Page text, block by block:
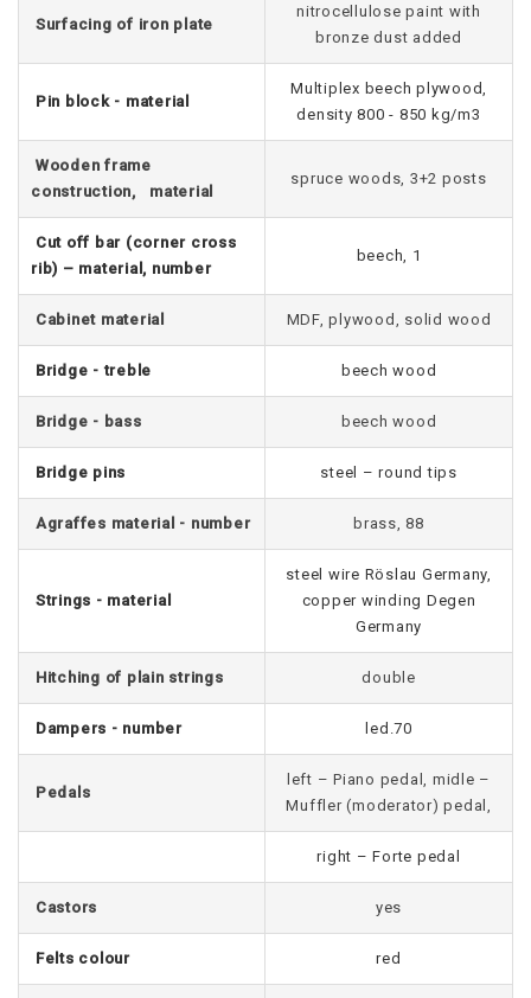
Surfacing of iron plate
nitrocellulose paint with
bronze dust added
Pin block - material
Multiplex beech plywood,
density 800 - 850 kg/m3
Wooden frame
construction, material
spruce woods, 3+2 posts
Cut off bar (corner cross
rib) – material, number
beech, 1
Cabinet material MDF, plywood, solid wood
Bridge - treble beech wood
Bridge - bass beech wood
Bridge pins steel – round tips
Agraffes material - number brass, 88
Strings - material
steel wire Röslau Germany,
copper winding Degen
Germany
Hitching of plain strings double
Dampers - number led.70
Pedals
left – Piano pedal, midle –
Muffler (moderator) pedal,
right – Forte pedal
Castors yes
Felts colour red